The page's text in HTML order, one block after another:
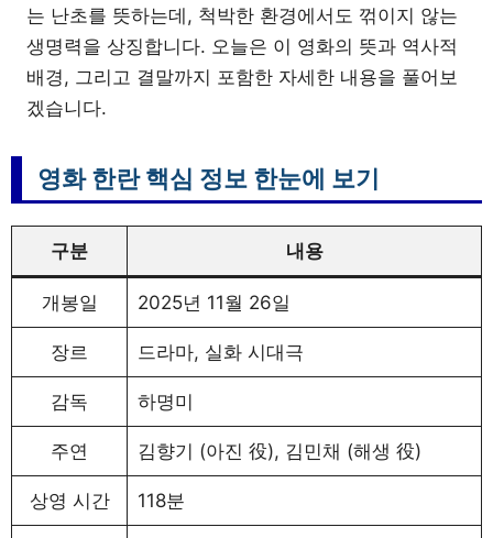
는 난초를 뜻하는데, 척박한 환경에서도 꺾이지 않는
생명력을 상징합니다. 오늘은 이 영화의 뜻과 역사적
배경, 그리고 결말까지 포함한 자세한 내용을 풀어보
겠습니다.
영화 한란 핵심 정보 한눈에 보기
구분 내용
개봉일 2025년 11월 26일
장르 드라마, 실화 시대극
감독 하명미
주연 김향기 (아진 役), 김민채 (해생 役)
상영 시간 118분